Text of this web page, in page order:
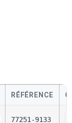
RÉFÉRENCE
77251-9133